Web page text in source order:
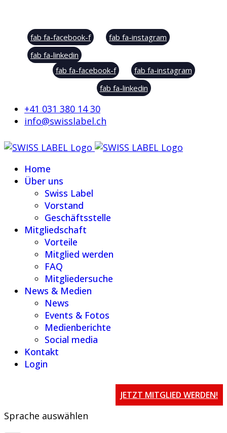
fab fa-facebook-f
fab fa-instagram
fab fa-linkedin
fab fa-facebook-f
fab fa-instagram
fab fa-linkedin
+41 031 380 14 30
info@swisslabel.ch
Home
Über uns
Swiss Label
Vorstand
Geschäftsstelle
Mitgliedschaft
Vorteile
Mitglied werden
FAQ
Mitgliedersuche
News & Medien
News
Events & Fotos
Medienberichte
Social media
Kontakt
Login
JETZT MITGLIED WERDEN!
Sprache auswählen